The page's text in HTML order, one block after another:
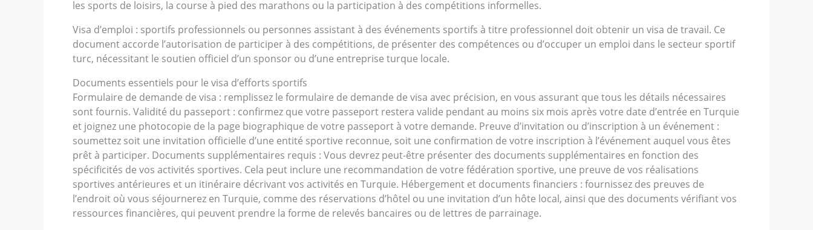
les sports de loisirs, la course à pied des marathons ou la participation à des compétitions informelles.
Visa d’emploi : sportifs professionnels ou personnes assistant à des événements sportifs à titre professionnel doit obtenir un visa de travail. Ce
document accorde l’autorisation de participer à des compétitions, de présenter des compétences ou d’occuper un emploi dans le secteur sportif
turc, nécessitant le soutien officiel d’un sponsor ou d’une entreprise turque locale.
Documents essentiels pour le visa d’efforts sportifs
Formulaire de demande de visa : remplissez le formulaire de demande de visa avec précision, en vous assurant que tous les détails nécessaires
sont fournis. Validité du passeport : confirmez que votre passeport restera valide pendant au moins six mois après votre date d’entrée en Turquie
et joignez une photocopie de la page biographique de votre passeport à votre demande. Preuve d’invitation ou d’inscription à un événement :
soumettez soit une invitation officielle d’une entité sportive reconnue, soit une confirmation de votre inscription à l’événement auquel vous êtes
prêt à participer. Documents supplémentaires requis : Vous devrez peut-être présenter des documents supplémentaires en fonction des
spécificités de vos activités sportives. Cela peut inclure une recommandation de votre fédération sportive, une preuve de vos réalisations
sportives antérieures et un itinéraire décrivant vos activités en Turquie. Hébergement et documents financiers : fournissez des preuves de
l’endroit où vous séjournerez en Turquie, comme des réservations d’hôtel ou une invitation d’un hôte local, ainsi que des documents vérifiant vos
ressources financières, qui peuvent prendre la forme de relevés bancaires ou de lettres de parrainage.